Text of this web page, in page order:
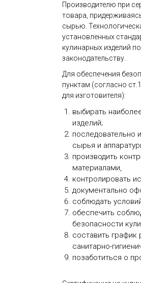
Производителю при
товара,
сырью.
установленных
кулинарных изделий
законодательству.
Для обеспечения
пунктам (согласно
для изготовителя):
выбирать
изделий;
последовательно
сырья и
производить
материалами,
контролировать
документально
соблюдать
обеспечить
безопасности
составить график
санитарно-
позаботиться о